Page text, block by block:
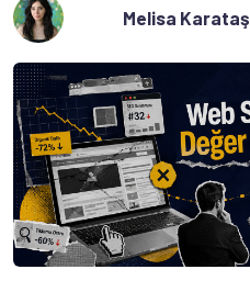
Melisa Karataş